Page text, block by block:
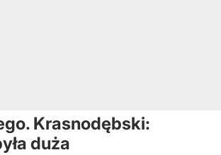
Krasnodębski:
duża